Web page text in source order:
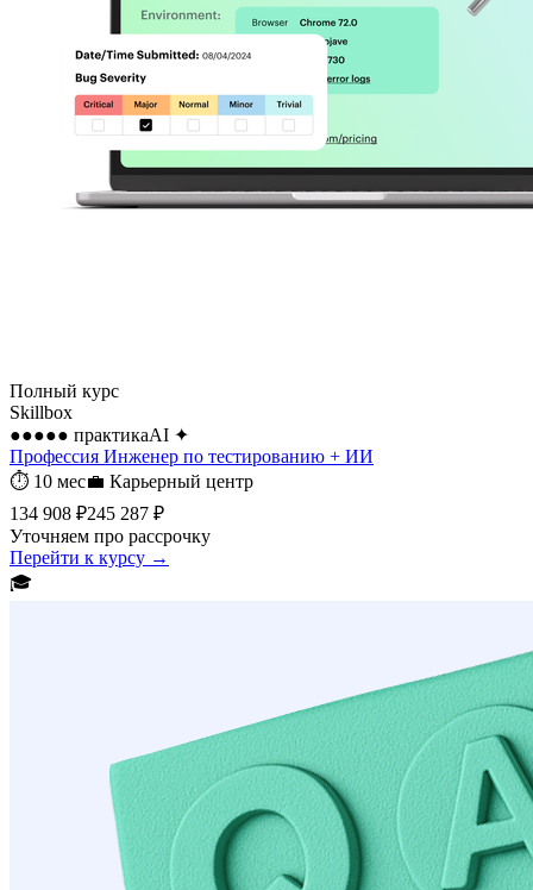
Полный курс
Skillbox
●●●●● практикаAI ✦
Профессия Инженер по тестированию + ИИ
⏱ 10 мес💼 Карьерный центр
134 908 ₽245 287 ₽
Уточняем про рассрочку
Перейти к курсу →
🎓